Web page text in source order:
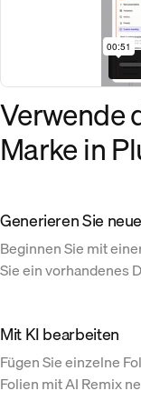
Verwende
Marke in
Generieren Sie
Beginnen Sie mit
Sie ein vorhandenes
Mit KI bearbeiten
Fügen Sie einzelne
Folien mit AI Remix